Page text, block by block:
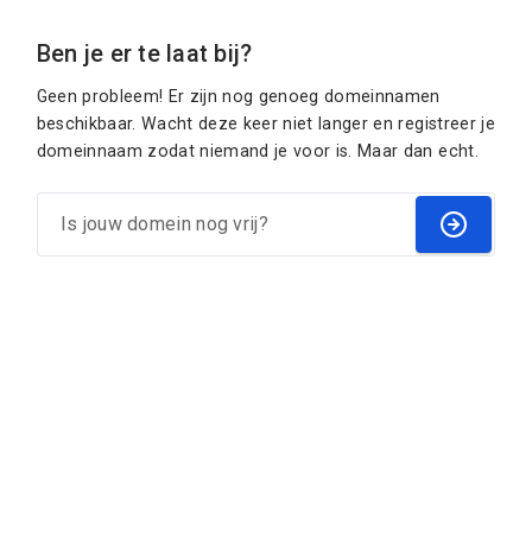
Ben je er te laat bij?
Geen probleem! Er zijn nog genoeg domeinnamen
beschikbaar. Wacht deze keer niet langer en registreer je
domeinnaam zodat niemand je voor is. Maar dan echt.